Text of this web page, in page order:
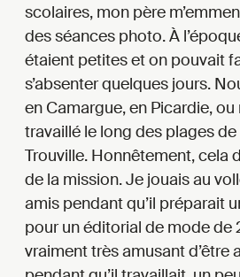
scolaires, mon père
des séances photo. À
étaient petites et on pouvait
s’absenter quelques jours.
en Camargue, en Picardie,
travaillé le long des plages
Trouville. Honnêtement, cela
de la mission. Je jouais au
amis pendant qu’il préparait
pour un éditorial de mode de
vraiment très amusant d’être